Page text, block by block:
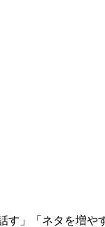
」「ネタを増